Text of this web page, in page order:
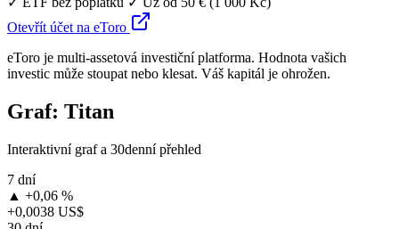
Otevřít účet na eToro
eToro je multi-assetová investiční platforma. Hodnota vašich
investic může stoupat nebo klesat. Váš kapitál je ohrožen.
Graf: Titan
Interaktivní graf a 30denní přehled
7 dní
▲ +0,06 %
+0,0038 US$